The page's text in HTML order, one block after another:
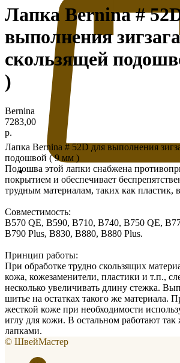
Лапка Bernina #
выполнения
скользящей
)
Bernina
7283,00
р.
Лапка Bernina # 52D для выполнения
подошвой ( 9 мм )
Подошва этой лапки снабжена
покрытием и обеспечивает
трудным материалам, таких как пластик,
Совместимость:
B570 QE, B590, B710, B740, B750 QE,
B790 Plus, B830, B880, B880 Plus.
Принцип работы:
При обработке трудно скользящих
кожа, кожезаменители, пластики и т.п.,
несколько увеличивать длину стежка.
шитье на остатках такого же материала.
жесткой коже при необходимости
иглу для кожи. В остальном работают
лапками.
© ШвейМастер